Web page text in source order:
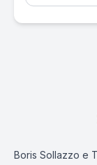
Boris Sollazzo e